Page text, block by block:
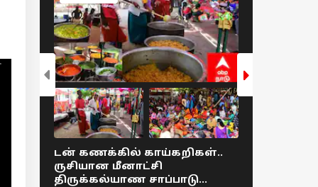
டன் கணக்கில் காய்கறிகள்..
ருசியான மீனாட்சி
திருக்கல்யாண சாப்பாடு